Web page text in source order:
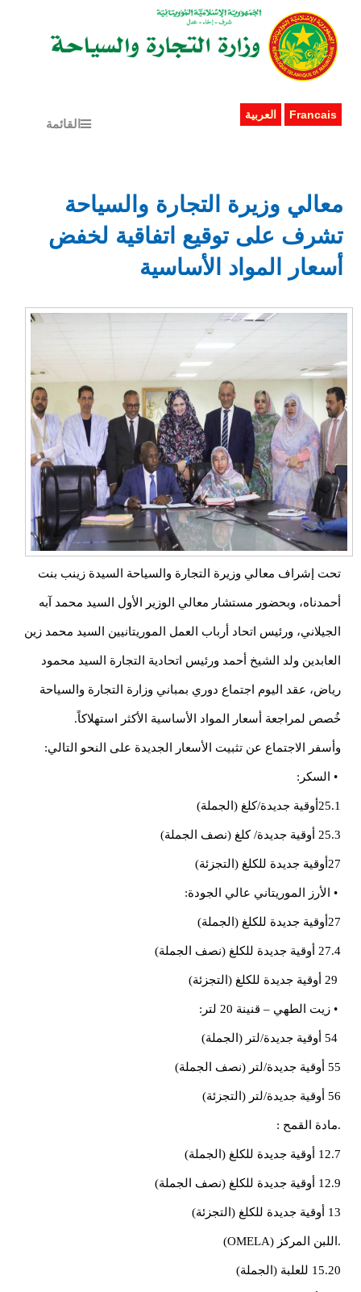
Francais العربية
القائمة
معالي وزيرة التجارة والسياحة
تشرف على توقيع اتفاقية لخفض
أسعار المواد الأساسية
تحت إشراف معالي وزيرة التجارة والسياحة السيدة زينب بنت
أحمدناه، وبحضور مستشار معالي الوزير الأول السيد محمد آبه
الجيلاني، ورئيس اتحاد أرباب العمل الموريتانيين السيد محمد زين
العابدين ولد الشيخ أحمد ورئيس اتحادية التجارة السيد محمود
رياض، عقد اليوم اجتماع دوري بمباني وزارة التجارة والسياحة
خُصص لمراجعة أسعار المواد الأساسية الأكثر استهلاكاً.
وأسفر الاجتماع عن تثبيت الأسعار الجديدة على النحو التالي:
• السكر:
25.1أوقية جديدة/كلغ (الجملة)
25.3 أوقية جديدة/ كلغ (نصف الجملة)
27أوقية جديدة للكلغ (التجزئة)
• الأرز الموريتاني عالي الجودة:
27أوقية جديدة للكلغ (الجملة)
27.4 أوقية جديدة للكلغ (نصف الجملة)
• زيت الطهي – قنينة 20 لتر:
54 أوقية جديدة/لتر (الجملة)
55 أوقية جديدة/لتر (نصف الجملة)
56 أوقية جديدة/لتر (التجزئة)
.مادة القمح :
12.7 أوقية جديدة للكلغ (الجملة)
12.9 أوقية جديدة للكلغ (نصف الجملة)
13 أوقية جديدة للكلغ (التجزئة)
.اللبن المركز (OMELA)
15.20 للعلبة (الجملة)